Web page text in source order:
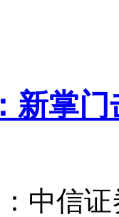
新掌
信证